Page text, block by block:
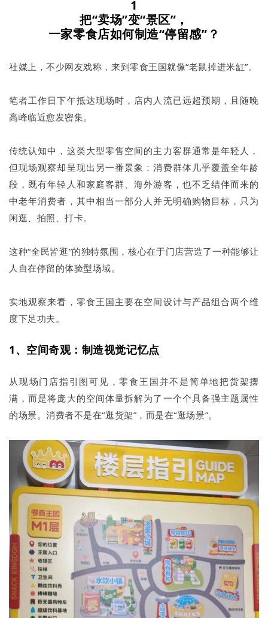
1
把“卖场”变“景区”，
一家零食店如何制造“停留感”？
社媒上，不少网友戏称，来到零食王国就像“老鼠掉进米缸”。
笔者工作日下午抵达现场时，店内人流已远超预期，且随晚
高峰临近愈发密集。
传统认知中，这类大型零售空间的主力客群通常是年轻人，
但现场观察却呈现出另一番景象：消费群体几乎覆盖全年龄
段，既有年轻人和家庭客群、海外游客，也不乏结伴而来的
中老年消费者，其中相当一部分人并无明确购物目标，只为
闲逛、拍照、打卡。
这种“全民皆逛”的独特氛围，核心在于门店营造了一种能够让
人自在停留的体验型场域。
实地观察来看，零食王国主要在空间设计与产品组合两个维
度下足功夫。
1、空间奇观：制造视觉记忆点
从现场门店指引图可见，零食王国并不是简单地把货架摆
满，而是将庞大的空间体量拆解为了一个个具备强主题属性
的场景。消费者不是在“逛货架”，而是在“逛场景”。